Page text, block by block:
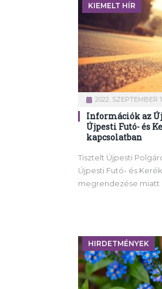
KIEMELT HÍR
2022. SZEPTEMBER
Információk az
Újpesti Futó- és
kapcsolatban
Tisztelt Újpesti
Újpesti Futó- és
megrendezése miatt
HIRDETMÉNYEK